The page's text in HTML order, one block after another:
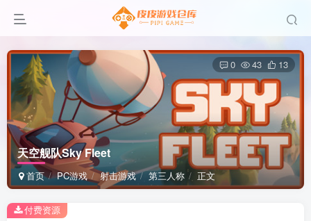
天空舰队Sky Fleet
首页 PC游戏 射击游戏 第三人称 正文
0 43 13
付费资源